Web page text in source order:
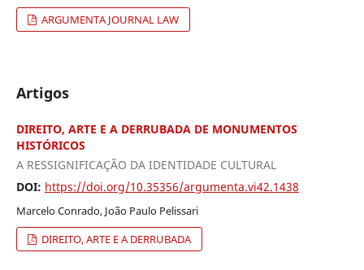
ARGUMENTA JOURNAL LAW
Artigos
DIREITO, ARTE E A DERRUBADA DE MONUMENTOS
HISTÓRICOS
A RESSIGNIFICAÇÃO DA IDENTIDADE CULTURAL
DOI: https://doi.org/10.35356/argumenta.vi42.1438
Marcelo Conrado, João Paulo Pelissari
DIREITO, ARTE E A DERRUBADA